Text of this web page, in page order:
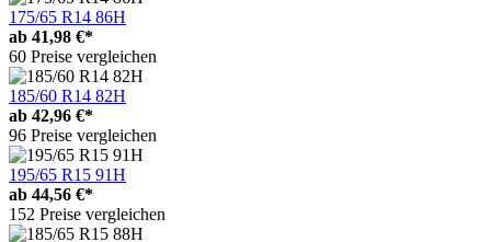
175/65 R14 86H
ab 41,98 €*
60 Preise vergleichen
185/60 R14 82H
ab 42,96 €*
96 Preise vergleichen
195/65 R15 91H
ab 44,56 €*
152 Preise vergleichen